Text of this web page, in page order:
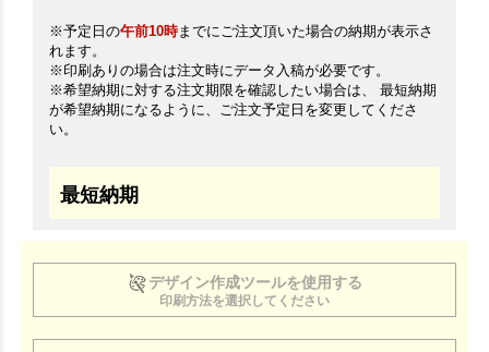
※予定日の午前10時までにご注文頂いた場合の納期が表示さ
れます。
※印刷ありの場合は注文時にデータ入稿が必要です。
※希望納期に対する注文期限を確認したい場合は、 最短納期
が希望納期になるように、ご注文予定日を変更してくださ
い。
最短納期
デザイン作成ツールを使用する
印刷方法を選択してください